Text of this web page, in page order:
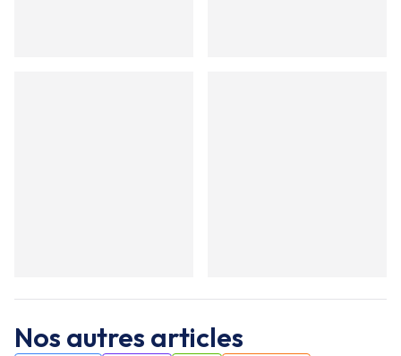
Nos autres articles